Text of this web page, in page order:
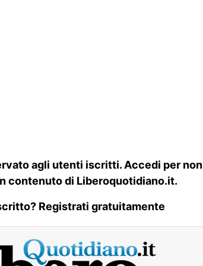
agli utenti iscritti. Accedi per non
contenuto di Liberoquotidiano.it.
Registrati gratuitamente